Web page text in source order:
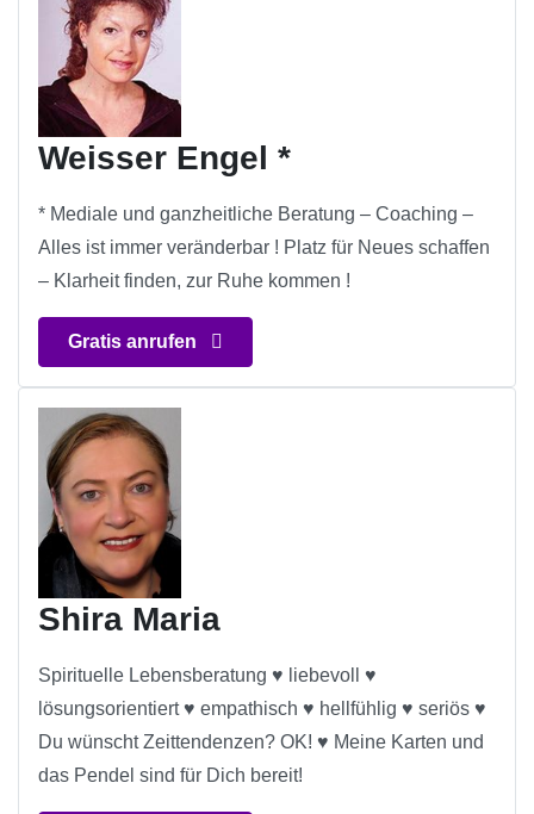
Weisser Engel *
* Mediale und ganzheitliche Beratung – Coaching –
Alles ist immer veränderbar ! Platz für Neues schaffen
– Klarheit finden, zur Ruhe kommen !
Gratis anrufen
Shira Maria
Spirituelle Lebensberatung ♥ liebevoll ♥
lösungsorientiert ♥ empathisch ♥ hellfühlig ♥ seriös ♥
Du wünscht Zeittendenzen? OK! ♥ Meine Karten und
das Pendel sind für Dich bereit!